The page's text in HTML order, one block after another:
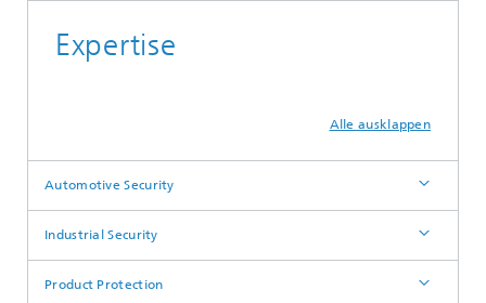
Expertise
Alle ausklappen
Automotive Security
Industrial Security
Product Protection